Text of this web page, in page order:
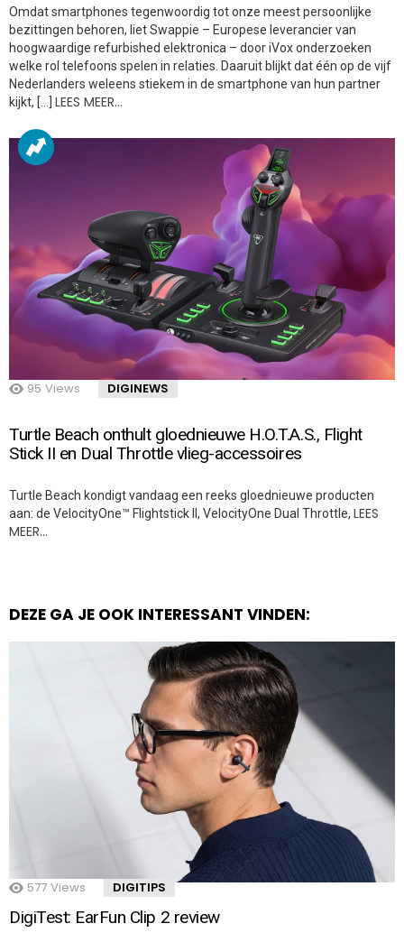
Omdat smartphones tegenwoordig tot onze meest persoonlijke
bezittingen behoren, liet Swappie – Europese leverancier van
hoogwaardige refurbished elektronica – door iVox onderzoeken
welke rol telefoons spelen in relaties. Daaruit blijkt dat één op de vijf
Nederlanders weleens stiekem in de smartphone van hun partner
kijkt, […] LEES MEER…
95 Views DIGINEWS
Turtle Beach onthult gloednieuwe H.O.T.A.S., Flight
Stick II en Dual Throttle vlieg-accessoires
Turtle Beach kondigt vandaag een reeks gloednieuwe producten
aan: de VelocityOne™ Flightstick II, VelocityOne Dual Throttle, LEES
MEER…
DEZE GA JE OOK INTERESSANT VINDEN:
577 Views DIGITIPS
DigiTest: EarFun Clip 2 review